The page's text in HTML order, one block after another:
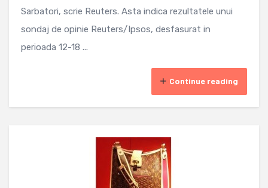
Sarbatori, scrie Reuters. Asta indica rezultatele unui
sondaj de opinie Reuters/Ipsos, desfasurat in
perioada 12-18 ...
Continue reading